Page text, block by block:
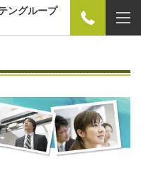
ングループ